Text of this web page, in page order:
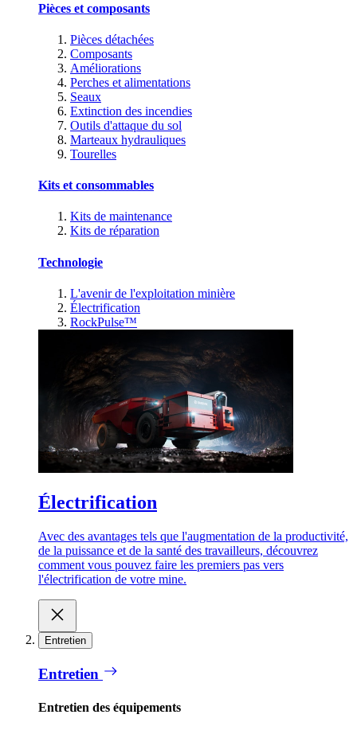
Pièces et composants
Pièces détachées
Composants
Améliorations
Perches et alimentations
Seaux
Extinction des incendies
Outils d'attaque du sol
Marteaux hydrauliques
Tourelles
Kits et consommables
Kits de maintenance
Kits de réparation
Technologie
L'avenir de l'exploitation minière
Électrification
RockPulse™
Électrification
Avec des avantages tels que l'augmentation de la productivité,
de la puissance et de la santé des travailleurs, découvrez
comment vous pouvez faire les premiers pas vers
l'électrification de votre mine.
Entretien
Entretien
Entretien des équipements